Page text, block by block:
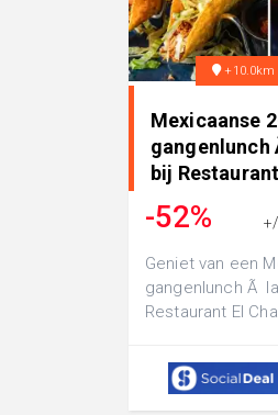
Mexicaanse
bij
-52%
Geniet van een
gangenlunch Ã
Restaurant El
verrukkelijke...